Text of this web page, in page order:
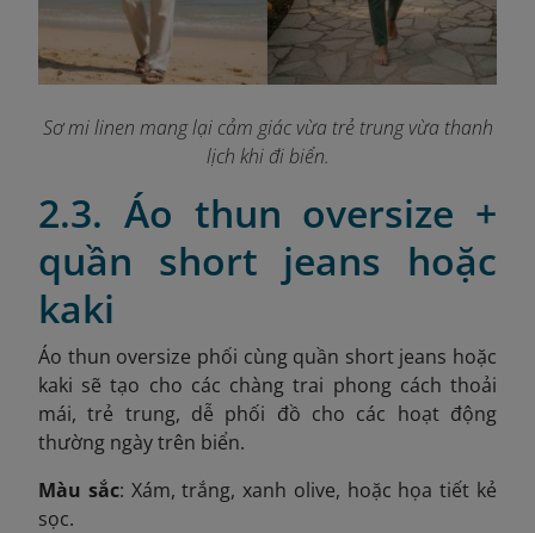
Sơ mi linen mang lại cảm giác vừa trẻ trung vừa thanh
lịch khi đi biển.
2.3. Áo thun oversize +
quần short jeans hoặc
kaki
Áo thun oversize phối cùng quần short jeans hoặc
kaki sẽ tạo cho các chàng trai phong cách thoải
mái, trẻ trung, dễ phối đồ cho các hoạt động
thường ngày trên biển.
Màu sắc: Xám, trắng, xanh olive, hoặc họa tiết kẻ
sọc.